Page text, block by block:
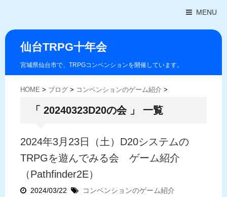
MENU
仙台TRPG十年会
宮城県仙台市で、TRPGコンベンションを開催しています。
HOME > ブログ > コンベンションのゲーム紹介 >
「 20240323D20の会 」 一覧
2024年3月23日（土）D20システムの
TRPGを遊んでみる会 ゲーム紹介
（Pathfinder2E）
2024/03/22
コンベンションのゲーム紹介